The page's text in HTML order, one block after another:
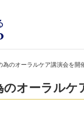
為のオーラルケア講演会を開
オーラルケ